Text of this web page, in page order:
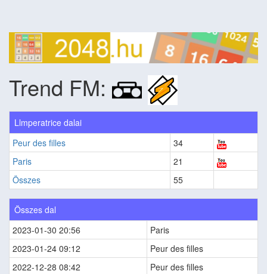
Trend FM:
Llmperatrice dalai
Peur des filles
34
Paris
21
Összes
55
Összes dal
2023-01-30 20:56
Paris
2023-01-24 09:12
Peur des filles
2022-12-28 08:42
Peur des filles